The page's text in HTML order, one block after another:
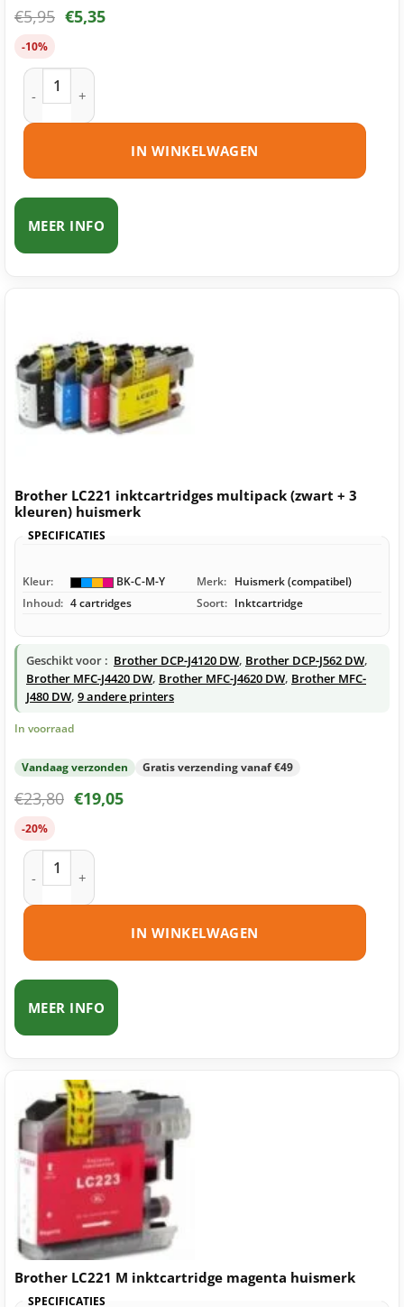
€5,95 €5,35
-10%
Brother LC221 C inktcartridge cyaan huismerk aantal
IN WINKELWAGEN
MEER INFO
Brother LC221 inktcartridges multipack (zwart + 3
kleuren) huismerk
SPECIFICATIES
Kleur: BK-C-M-Y Merk: Huismerk (compatibel)
Inhoud: 4 cartridges Soort: Inktcartridge
Geschikt voor : Brother DCP-J4120 DW, Brother DCP-J562 DW,
Brother MFC-J4420 DW, Brother MFC-J4620 DW, Brother MFC-
J480 DW, 9 andere printers
In voorraad
Vandaag verzonden Gratis verzending vanaf €49
€23,80 €19,05
-20%
Brother LC221 inktcartridges multipack (zwart + 3 kleuren)
IN WINKELWAGEN
MEER INFO
Brother LC221 M inktcartridge magenta huismerk
SPECIFICATIES